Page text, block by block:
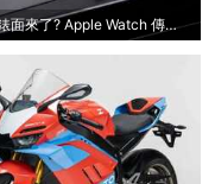
圓形錶面來了? Apple Watch 傳將大改設計；